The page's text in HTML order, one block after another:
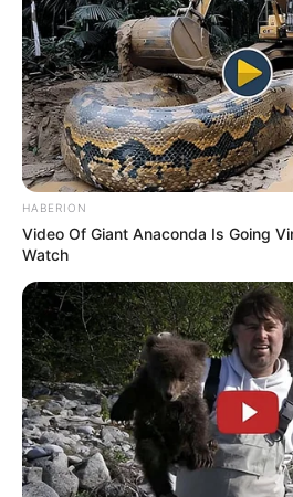
HABERION
Video Of Giant Anaconda Is Going
Watch